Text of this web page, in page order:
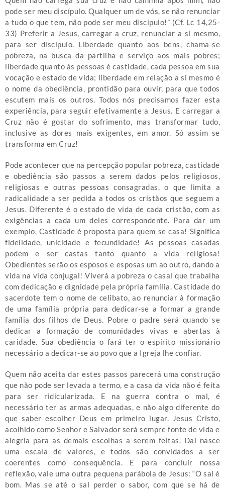
pode ser meu discípulo. Qualquer um de vós, se não renunciar
a tudo o que tem, não pode ser meu discípulo!” (Cf. Lc 14,25-
33) Preferir a Jesus, carregar a cruz, renunciar a si mesmo,
para ser discípulo. Liberdade quanto aos bens, chama-se
pobreza, na busca da partilha e serviço aos mais pobres;
liberdade quanto às pessoas é castidade, cada pessoa em sua
vocação e estado de vida; liberdade em relação a si mesmo é
o nome da obediência, prontidão para ouvir, para que todos
escutem mais os outros. Todos nós precisamos fazer esta
experiência, para seguir efetivamente a Jesus. E carregar a
Cruz não é gostar do sofrimento, mas transformar tudo,
inclusive as dores mais exigentes, em amor. Só assim se
transforma em Cruz!
Pode acontecer que na percepção popular pobreza, castidade
e obediência são passos a serem dados pelos religiosos,
religiosas e outras pessoas consagradas, o que limita a
radicalidade a ser pedida a todos os cristãos que seguem a
Jesus. Diferente é o estado de vida de cada cristão, com as
exigências a cada um deles correspondente. Para dar um
exemplo, Castidade é proposta para quem se casa! Significa
fidelidade, unicidade e fecundidade! As pessoas casadas
podem e ser castas tanto quanto a vida religiosa!
Obedientes serão os esposos e esposas um ao outro, dando a
vida na vida conjugal! Viverá a pobreza o casal que trabalha
com dedicação e dignidade pela própria família. Castidade do
sacerdote tem o nome de celibato, ao renunciar à formação
de uma família própria para dedicar-se a formar a grande
família dos filhos de Deus. Pobre o padre será quando se
dedicar a formação de comunidades vivas e abertas à
caridade. Sua obediência o fará ter o espírito missionário
necessário a dedicar-se ao povo que a Igreja lhe confiar.
Quem não aceita dar estes passos parecerá uma construção
que não pode ser levada a termo, e a casa da vida não é feita
para ser ridicularizada. E na guerra contra o mal, é
necessário ter as armas adequadas, e não algo diferente do
que saber escolher Deus em primeiro lugar. Jesus Cristo,
acolhido como Senhor e Salvador será sempre fonte de vida e
alegria para as demais escolhas a serem feitas. Daí nasce
uma escala de valores, e todos são convidados a ser
coerentes como consequência. E para concluir nossa
reflexão, vale uma outra pequena parábola de Jesus: “O sal é
bom. Mas se até o sal perder o sabor, com que se há de